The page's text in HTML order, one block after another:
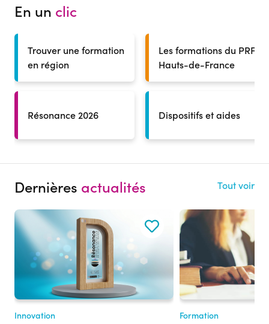
En un clic
Trouver une formation
en région
Résonance 2026
Les formations du PRF
Hauts-de-France
Dispositifs et aides
Dernières actualités Tout voir
Innovation Formation